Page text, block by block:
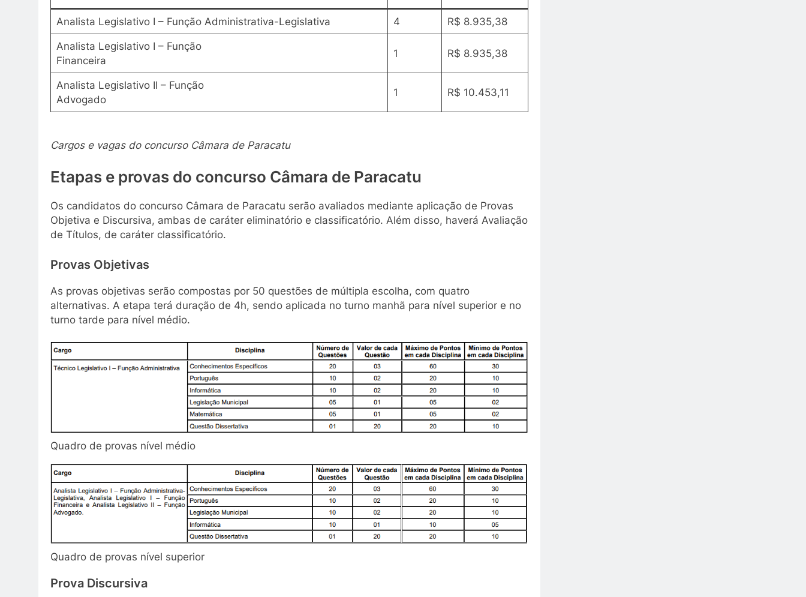
Analista Legislativo I – Função Administrativa-Legislativa 4 R$ 8.935,38
Analista Legislativo I – Função
Financeira
1 R$ 8.935,38
Analista Legislativo II – Função
Advogado
1 R$ 10.453,11
Cargos e vagas do concurso Câmara de Paracatu
Etapas e provas do concurso Câmara de Paracatu
Os candidatos do concurso Câmara de Paracatu serão avaliados mediante aplicação de Provas
Objetiva e Discursiva, ambas de caráter eliminatório e classificatório. Além disso, haverá Avaliação
de Títulos, de caráter classificatório.
Provas Objetivas
As provas objetivas serão compostas por 50 questões de múltipla escolha, com quatro
alternativas. A etapa terá duração de 4h, sendo aplicada no turno manhã para nível superior e no
turno tarde para nível médio.
Quadro de provas nível médio
Quadro de provas nível superior
Prova Discursiva